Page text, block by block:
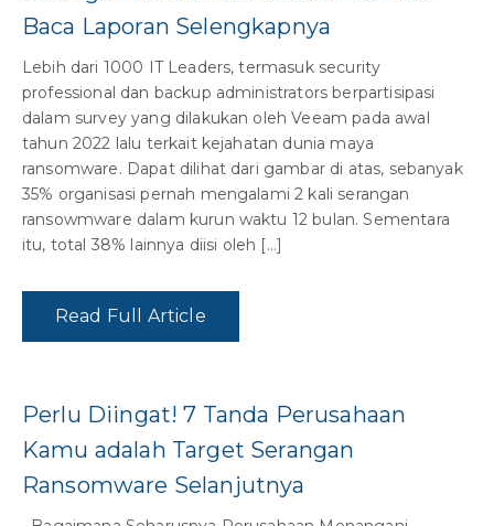
Baca Laporan Selengkapnya
Lebih dari 1000 IT Leaders, termasuk security
professional dan backup administrators berpartisipasi
dalam survey yang dilakukan oleh Veeam pada awal
tahun 2022 lalu terkait kejahatan dunia maya
ransomware. Dapat dilihat dari gambar di atas, sebanyak
35% organisasi pernah mengalami 2 kali serangan
ransowmware dalam kurun waktu 12 bulan. Sementara
itu, total 38% lainnya diisi oleh […]
Read Full Article
Perlu Diingat! 7 Tanda Perusahaan
Kamu adalah Target Serangan
Ransomware Selanjutnya